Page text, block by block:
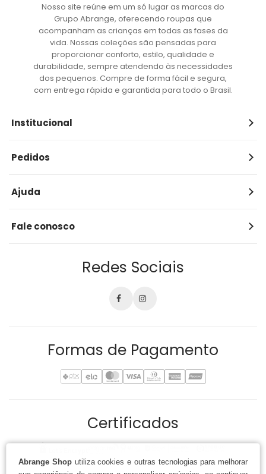
Abrange Shoputiliza cookies e outras tecnologias para melhorar
Nosso site reúne em um só lugar as marcas do
Grupo Abrange, oferecendo roupas que
acompanham as crianças em todas as fases da
vida. Nossas coleções são pensadas para
proporcionar conforto, estilo, qualidade e
durabilidade, sempre atendendo às necessidades
dos pequenos. Compre de forma fácil e segura,
com entrega rápida e garantida para todo o Brasil.
Institucional
Seja lojista
Relatório de Transparência
Pedidos
Devoluções
Ajuda
Política de Primeira Compra
Fale conosco
Telefone: (47) 3377-8500Redes Sociais
Formas de Pagamento
Certificados